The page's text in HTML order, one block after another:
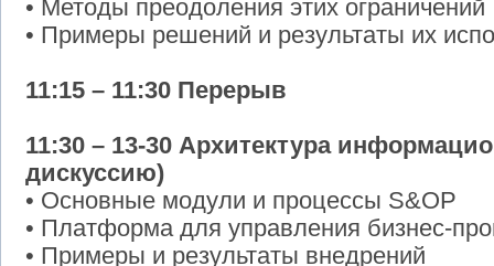
• Методы преодоления этих ограничений
• Примеры решений и результаты их
11:15 – 11:30 Перерыв
11:30 – 13-30 Архитектура
дискуссию)
• Основные модули и процессы S&OP
• Платформа для управления бизнес-
• Примеры и результаты внедрений